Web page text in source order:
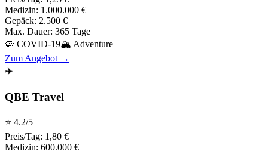
Medizin: 1.000.000 €
Gepäck: 2.500 €
Max. Dauer: 365 Tage
🦠 COVID-19🏔️ Adventure
Zum Angebot →
✈️
QBE Travel
⭐ 4.2/5
Preis/Tag: 1,80 €
Medizin: 600.000 €